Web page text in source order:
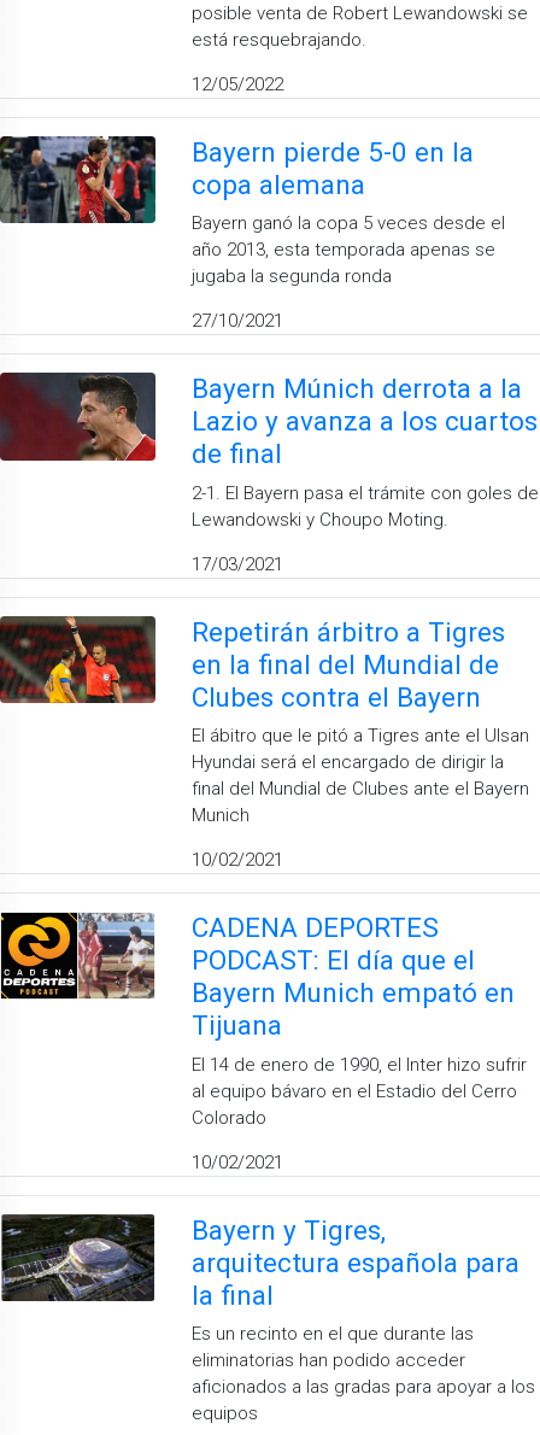
posible venta de Robert Lewandowski se
está resquebrajando.
12/05/2022
Bayern pierde 5-0 en la
copa alemana
Bayern ganó la copa 5 veces desde el
año 2013, esta temporada apenas se
jugaba la segunda ronda
27/10/2021
Bayern Múnich derrota a la
Lazio y avanza a los cuartos
de final
2-1. El Bayern pasa el trámite con goles de
Lewandowski y Choupo Moting.
17/03/2021
Repetirán árbitro a Tigres
en la final del Mundial de
Clubes contra el Bayern
El ábitro que le pitó a Tigres ante el Ulsan
Hyundai será el encargado de dirigir la
final del Mundial de Clubes ante el Bayern
Munich
10/02/2021
CADENA DEPORTES
PODCAST: El día que el
Bayern Munich empató en
Tijuana
El 14 de enero de 1990, el Inter hizo sufrir
al equipo bávaro en el Estadio del Cerro
Colorado
10/02/2021
Bayern y Tigres,
arquitectura española para
la final
Es un recinto en el que durante las
eliminatorias han podido acceder
aficionados a las gradas para apoyar a los
equipos